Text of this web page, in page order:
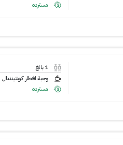
مستردة
1 بالغ
وجبة افطار كونتيننتال
مستردة